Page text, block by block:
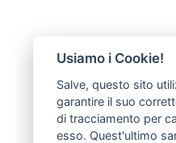
Usiamo i Cookie!
Salve, questo sito
garantire il suo
di tracciamento per
esso. Quest'ultimo